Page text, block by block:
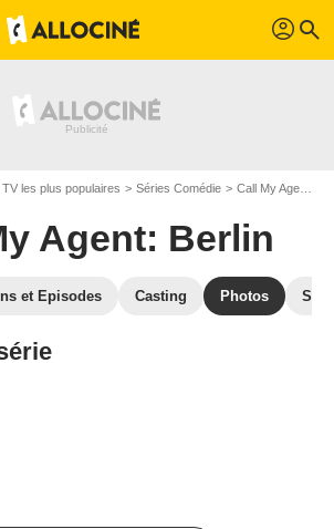
profil search
les plus populaires Séries Comédie Call My Agent: Berlin
Agent: Berlin
et Episodes Casting Photos